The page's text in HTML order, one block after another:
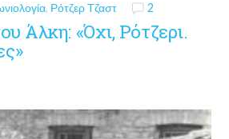
, Ρότζερ Τζαστ 2
Άλκη: «Όχι, Ρότζερι.